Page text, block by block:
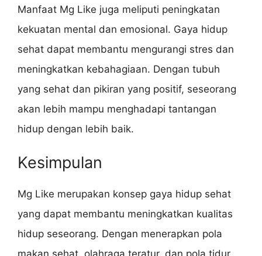
Manfaat Mg Like juga meliputi peningkatan
kekuatan mental dan emosional. Gaya hidup
sehat dapat membantu mengurangi stres dan
meningkatkan kebahagiaan. Dengan tubuh
yang sehat dan pikiran yang positif, seseorang
akan lebih mampu menghadapi tantangan
hidup dengan lebih baik.
Kesimpulan
Mg Like merupakan konsep gaya hidup sehat
yang dapat membantu meningkatkan kualitas
hidup seseorang. Dengan menerapkan pola